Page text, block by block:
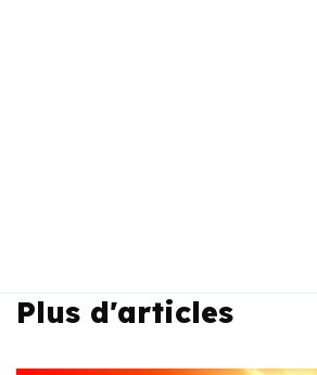
Plus d'articles